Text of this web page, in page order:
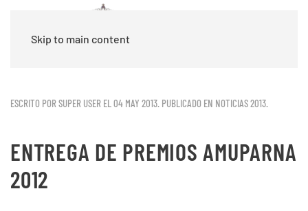
Skip to main content
ESCRITO POR SUPER USER EL04 MAY 2013. PUBLICADO EN NOTICIAS 2013.
ENTREGA DE PREMIOS AMUPARNA
2012